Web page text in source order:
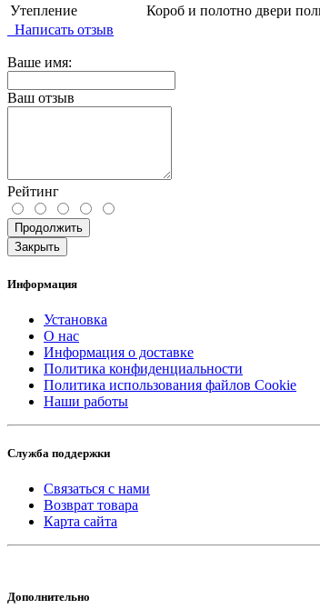
Утепление
Короб и полотно двери
Написать отзыв
Ваше имя:
Ваш отзыв
Рейтинг
Продолжить
Закрыть
Информация
Установка
О нас
Информация о доставке
Политика конфиденциальности
Политика использования файлов Cookie
Наши работы
Служба поддержки
Связаться с нами
Возврат товара
Карта сайта
Дополнительно